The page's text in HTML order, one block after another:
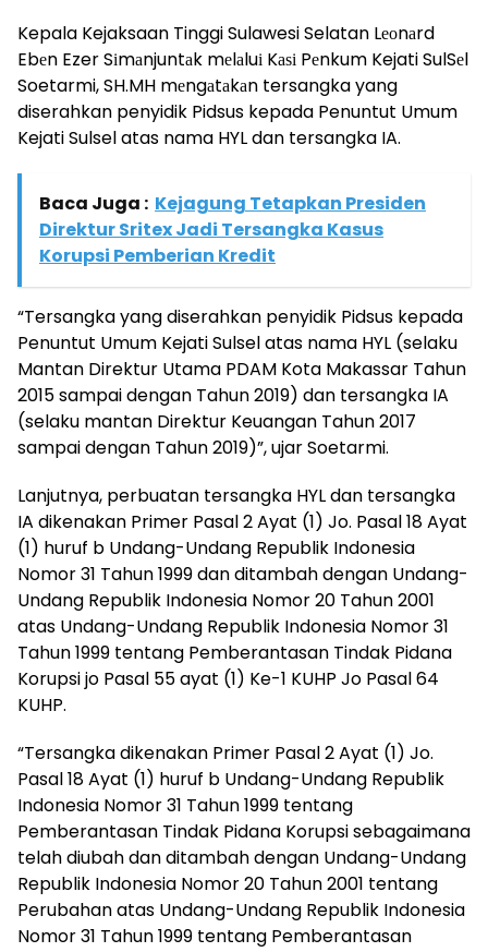
Kepala Kejaksaan Tinggi Sulawesi Selatan Lеоnаrd
Ebеn Ezer Sіmаnjuntаk mеlаluі Kаѕі Pеnkum Kejati SulSеl
Soetarmi, SH.MH mеngаtаkаn tersangka yang
diserahkan penyidik Pidsus kepada Penuntut Umum
Kejati Sulsel atas nama HYL dan tersangka IA.
Baca Juga : Kejagung Tetapkan Presiden
Direktur Sritex Jadi Tersangka Kasus
Korupsi Pemberian Kredit
“Tersangka yang diserahkan penyidik Pidsus kepada
Penuntut Umum Kejati Sulsel atas nama HYL (selaku
Mantan Direktur Utama PDAM Kota Makassar Tahun
2015 sampai dengan Tahun 2019) dan tersangka IA
(selaku mantan Direktur Keuangan Tahun 2017
sampai dengan Tahun 2019)”, ujar Soetarmi.
Lanjutnya, perbuatan tersangka HYL dan tersangka
IA dikenakan Primer Pasal 2 Ayat (1) Jo. Pasal 18 Ayat
(1) huruf b Undang-Undang Republik Indonesia
Nomor 31 Tahun 1999 dan ditambah dengan Undang-
Undang Republik Indonesia Nomor 20 Tahun 2001
atas Undang-Undang Republik Indonesia Nomor 31
Tahun 1999 tentang Pemberantasan Tindak Pidana
Korupsi jo Pasal 55 ayat (1) Ke-1 KUHP Jo Pasal 64
KUHP.
“Tersangka dikenakan Primer Pasal 2 Ayat (1) Jo.
Pasal 18 Ayat (1) huruf b Undang-Undang Republik
Indonesia Nomor 31 Tahun 1999 tentang
Pemberantasan Tindak Pidana Korupsi sebagaimana
telah diubah dan ditambah dengan Undang-Undang
Republik Indonesia Nomor 20 Tahun 2001 tentang
Perubahan atas Undang-Undang Republik Indonesia
Nomor 31 Tahun 1999 tentang Pemberantasan